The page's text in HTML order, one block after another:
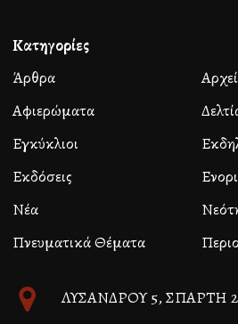
Κατηγορίες
Άρθρα
Αφιερώματα
Εγκύκλιοι
Εκδόσεις
Νέα
Πνευματικά Θέματα
ΛΥΣΑΝΔΡΟΥ 5, ΣΠΑΡΤΗ